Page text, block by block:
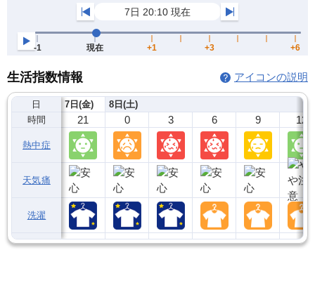
生活指数情報 アイコンの説明
日
時間
熱中症
天気痛
洗濯
7日(金)
21
8日(土)
0 3 6 9 12